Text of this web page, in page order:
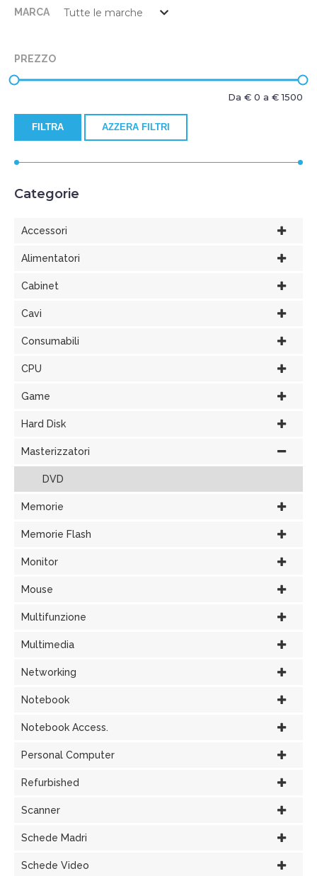
MARCA
PREZZO
Da € 0 a €1500
FILTRA AZZERA FILTRI
Categorie
Accessori
Alimentatori
Cabinet
Cavi
Consumabili
CPU
Game
Hard Disk
Masterizzatori
DVD
Memorie
Memorie Flash
Monitor
Mouse
Multifunzione
Multimedia
Networking
Notebook
Notebook Access.
Personal Computer
Refurbished
Scanner
Schede Madri
Schede Video